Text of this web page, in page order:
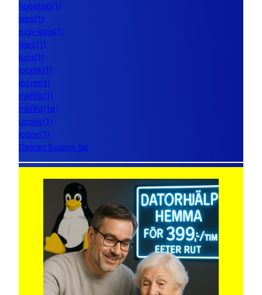
hugetop(1)
lsirq(1)
pcp-ipcs(1)
lsipc(1)
ipcs(1)
ipcmk(1)
ipcrm(1)
mkfifo(1)
mkfifo(1p)
uconv(1)
iconv(1)
Debian Source list